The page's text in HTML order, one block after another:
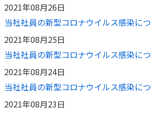
2021年08月26日
当社社員の新型コロナウイルス感染に
2021年08月25日
当社社員の新型コロナウイルス感染に
2021年08月24日
当社社員の新型コロナウイルス感染に
2021年08月23日